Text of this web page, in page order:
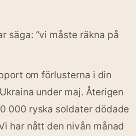
säga: ”vi måste räkna på
om förlusterna i din
under maj. Återigen
000 ryska soldater dödade
har nått den nivån månad